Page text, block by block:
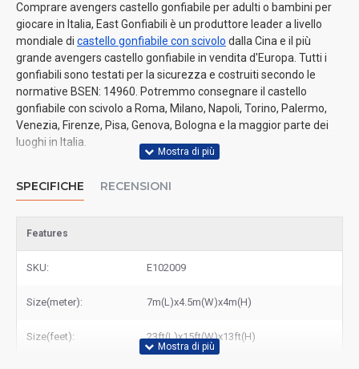
Comprare avengers castello gonfiabile per adulti o bambini per
giocare in Italia, East Gonfiabili è un produttore leader a livello
mondiale di castello gonfiabile con scivolo dalla Cina e il più
grande avengers castello gonfiabile in vendita d'Europa. Tutti i
gonfiabili sono testati per la sicurezza e costruiti secondo le
normative BSEN: 14960. Potremmo consegnare il castello
gonfiabile con scivolo a Roma, Milano, Napoli, Torino, Palermo,
Venezia, Firenze, Pisa, Genova, Bologna e la maggior parte dei
luoghi in Italia.
SPECIFICHE RECENSIONI
Features
SKU: E102009
Size(meter): 7m(L)x4.5m(W)x4m(H)
Size(feet): 23ft(L)x15ft(W)x13ft(H)